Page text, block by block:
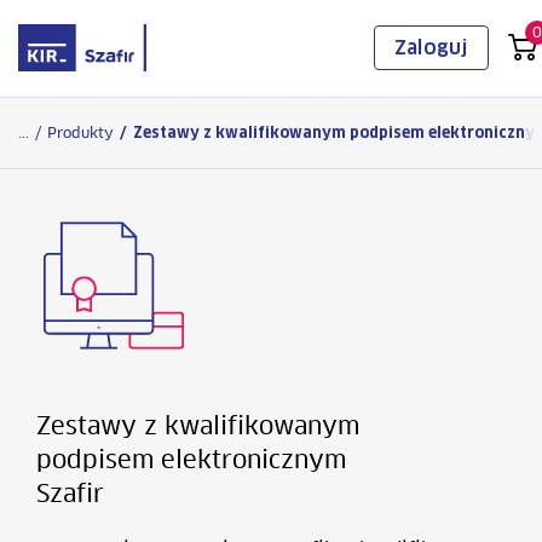
0
Logowanie
Zaloguj
... / Produkty / Zestawy z kwalifikowanym podpisem
Zestawy z kwalifikowanym
podpisem elektronicznym
Szafir